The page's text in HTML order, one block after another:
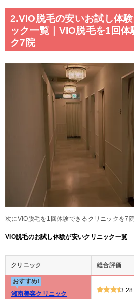
2.VIO脱毛の安いお試し体
ック一覧｜VIO脱毛を1回体
ク7院
次にVIO脱毛を1回体験できるクリニックを7
VIO脱毛のお試し体験が安いクリニック一覧
クリニック 総合評価
おすすめ!
湘南美容クリニック
3.28